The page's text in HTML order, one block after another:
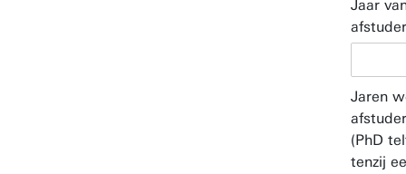
Jaar
Jaren
(PhD
tenzij